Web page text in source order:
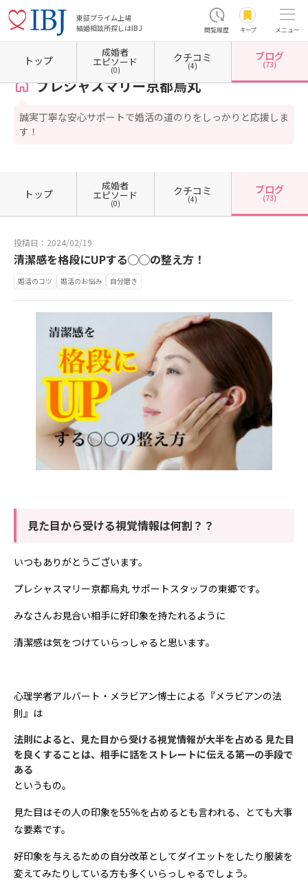
東証プライム上場
結婚相談所探しはIBJ
閲覧履歴 キープ メニュー
ホーム 京都府の結婚相談所 京都府京都市 京都府京都市中京区 プレシャスマリー京
プレシャスマリー京都烏丸
誠実丁寧な安心サポートで婚活の道のりをしっかりと応援しま
す！
トップ
成婚者
エピソード
(0)
クチコミ
(4)
ブログ
(73)
トップ
成婚者
エピソード
(0)
クチコミ
(4)
ブログ
(73)
投稿日：2024/02/19
清潔感を格段にUPする◯◯の整え方！
婚活のコツ 婚活のお悩み 自分磨き
見た目から受ける視覚情報は何割？？
いつもありがとうございます。
プレシャスマリー京都烏丸 サポートスタッフの東郷です。
みなさんお見合い相手に好印象を持たれるように
清潔感は気をつけていらっしゃると思います。
心理学者アルバート・メラビアン博士による『メラビアンの法
則』は
法則によると、見た目から受ける視覚情報が大半を占める 見た目
を良くすることは、相手に話をストレートに伝える第一の手段で
ある
というもの。
見た目はその人の印象を55％を占めるとも言われる、とても大事
な要素です。
好印象を与えるための自分改革としてダイエットをしたり服装を
変えてみたりしている方も多くいらっしゃるでしょう。